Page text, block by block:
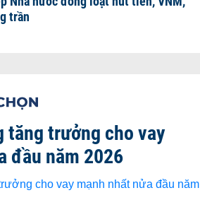
trần
tăng trưởng cho vay
đầu năm 2026